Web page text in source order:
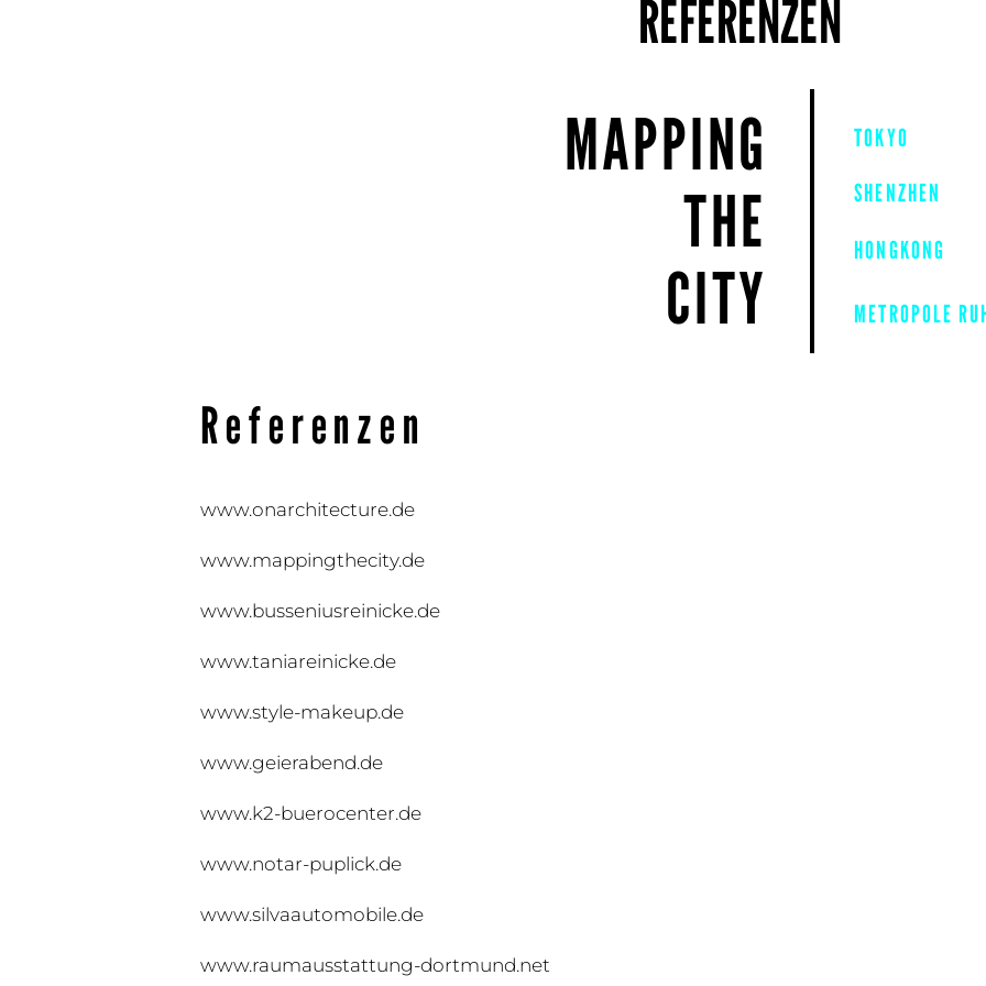
MAPPING
THE
CITY
TOKYO
SHENZHEN
HONGKONG
METROPOLE
REFERENZEN
Referenzen
www.onarchitecture.de
www.mappingthecity.de
www.busseniusreinicke.de
www.taniareinicke.de
www.style-makeup.de
www.geierabend.de
www.k2-buerocenter.de
www.notar-puplick.de
www.silvaautomobile.de
www.raumausstattung-dortmund.net